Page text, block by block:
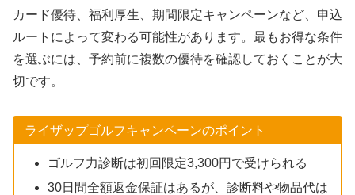
カード優待、福利厚生、期間限定キャンペーンなど、申込
ルートによって変わる可能性があります。最もお得な条件
を選ぶには、予約前に複数の優待を確認しておくことが大
切です。
ライザップゴルフキャンペーンのポイント
ゴルフ力診断は初回限定3,300円で受けられる
30日間全額返金保証はあるが、診断料や物品代は